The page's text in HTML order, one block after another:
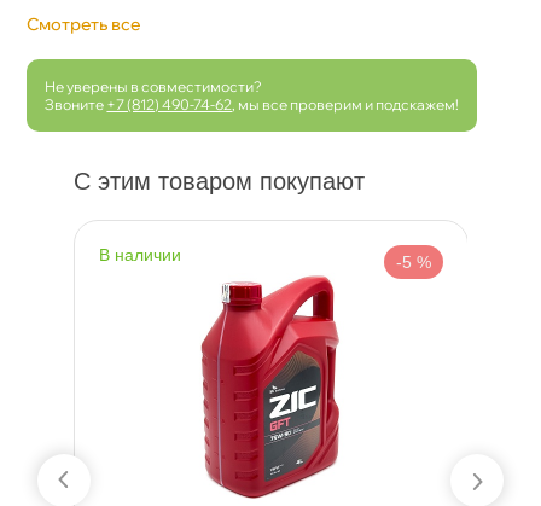
Смотреть все
Не уверены в совместимости?
Звоните +7 (812) 490-74-62 , мы все проверим и подскажем!
С этим товаром покупают
наличии -5 %